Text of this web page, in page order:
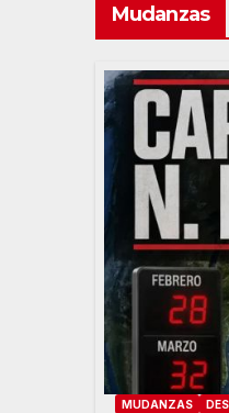
Mudanzas
MUDANZAS